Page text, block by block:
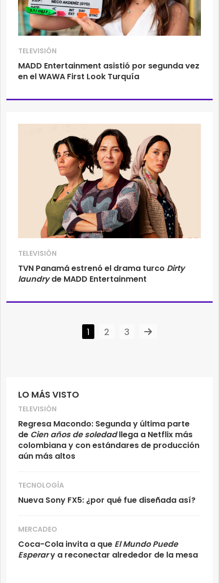
LO MÁS VISTO
TELEVISIÓN
Regresa Macondo: Segunda y última parte
de Cien años de soledadllega a Netflix más
colombiana y con estándares de producción
aún más altos
TECNOLOGÍA
Nueva Sony FX5: ¿por qué fue diseñada así?
MERCADEO
Coca-Cola invita a que El Mundo Puede
Esperary a reconectar alrededor de la mesa
TELEVISIÓN
MADD Entertainment asistió por segunda vez
en el WAWA First Look Turquía
TELEVISIÓN
TVN Panamá estrenó el drama turco Dirty
laundryde MADD Entertainment
1 2 3